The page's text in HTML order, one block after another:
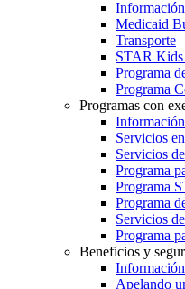
Medicaid
Transporte
STAR Kids
Programa
Programa
Programas con
Servicios
Servicios
Programa
Programa
Programa
Servicios
Programa
Beneficios y
Apelando